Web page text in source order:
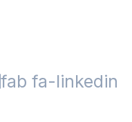
fab fa-linkedin